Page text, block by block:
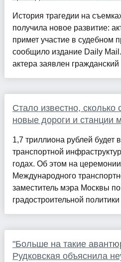
История трагедии на
получила новое развитие:
примет участие в судебном
сообщило издание Daily
актера заявлен гражданский
Стало известно, сколько
новые дороги и станции
1,7 триллиона рублей будет
транспортной
годах. Об этом на
Международного
заместитель мэра Москвы
градостроительной
"Больше на такие
Рудковская объяснила